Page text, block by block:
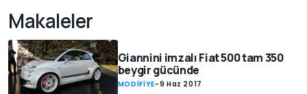
Makaleler
Giannini imzalı Fiat 500 tam 350
beygir gücünde
MODİFİYE-9 Haz 2017